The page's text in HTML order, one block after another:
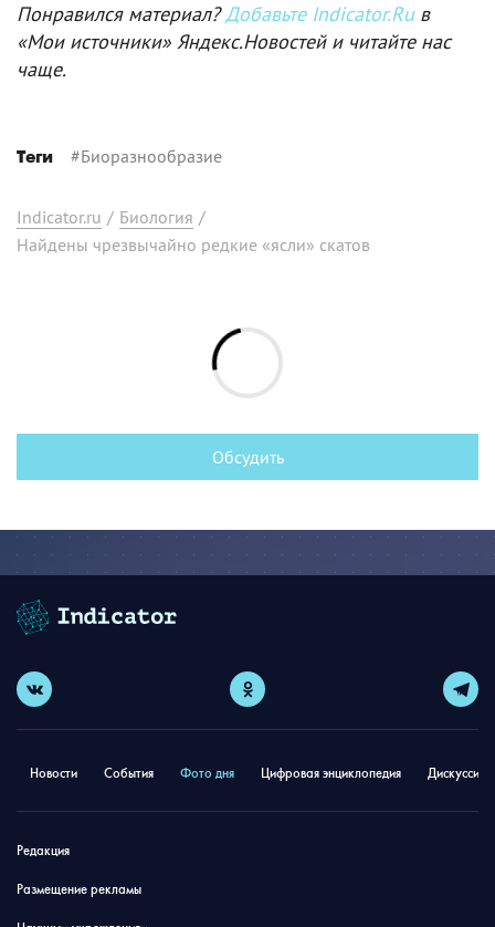
Понравился материал?Добавьте Indicator.Ruв
«Мои источники» Яндекс.Новостей и читайте нас
чаще.
Теги #Биоразнообразие
Indicator.ru / Биология /
Найдены чрезвычайно редкие «ясли» скатов
Обсудить
Новости События Фото дня Цифровая энциклопедия
Редакция
Размещение рекламы